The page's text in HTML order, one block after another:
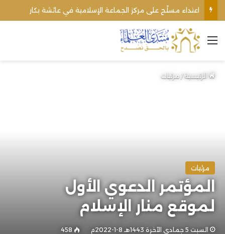
اعتداء مسلّح على مركز الجماعة الإسلامية في عائشة بكار
القائمة
الرئيسية/مرئيات
مرئيات
المؤتمر الدعوي الأول
لموقع منار الإسلام
السبت 5 جمادى الآخرة 1443هـ 8-1-2022م 458